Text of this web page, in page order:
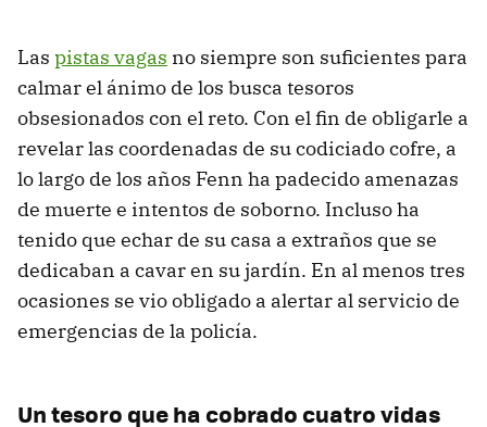
Las pistas vagas no siempre son suficientes para
calmar el ánimo de los busca tesoros
obsesionados con el reto. Con el fin de obligarle a
revelar las coordenadas de su codiciado cofre, a
lo largo de los años Fenn ha padecido amenazas
de muerte e intentos de soborno. Incluso ha
tenido que echar de su casa a extraños que se
dedicaban a cavar en su jardín. En al menos tres
ocasiones se vio obligado a alertar al servicio de
emergencias de la policía.
Un tesoro que ha cobrado cuatro vidas